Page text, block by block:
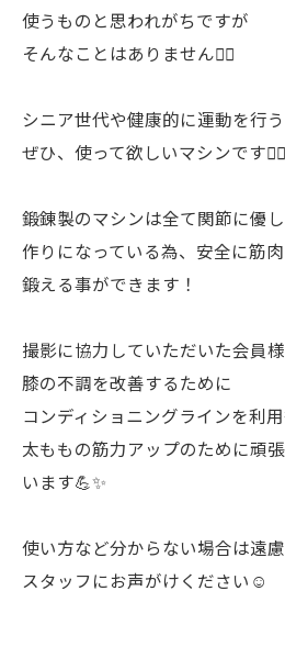
使うものと思われがちですが
そんなことはありません🙅‍♂️
シニア世代や健康的に運動を行
ぜひ、使って欲しいマシンです🙆‍♂️
鍛錬製のマシンは全て関節に優
作りになっている為、安全に筋
鍛える事ができます！
撮影に協力していただいた会員
膝の不調を改善するために
コンディショニングラインを利
太ももの筋力アップのために頑
います💪✨
使い方など分からない場合は遠慮
スタッフにお声がけください☺️